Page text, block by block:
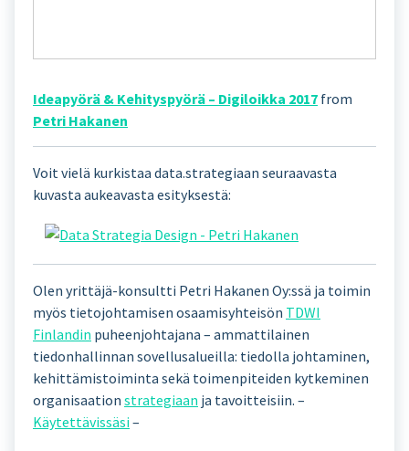
Ideapyörä & Kehityspyörä – Digiloikka 2017 from
Petri Hakanen
Voit vielä kurkistaa data.strategiaan seuraavasta
kuvasta aukeavasta esityksestä:
Olen yrittäjä-konsultti Petri Hakanen Oy:ssä ja toimin
myös tietojohtamisen osaamisyhteisön TDWI
Finlandin puheenjohtajana – ammattilainen
tiedonhallinnan sovellusalueilla: tiedolla johtaminen,
kehittämistoiminta sekä toimenpiteiden kytkeminen
organisaation strategiaan ja tavoitteisiin. –
Käytettävissäsi–